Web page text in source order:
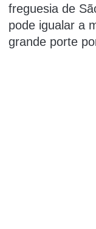
freguesia de
pode igualar a
grande porte